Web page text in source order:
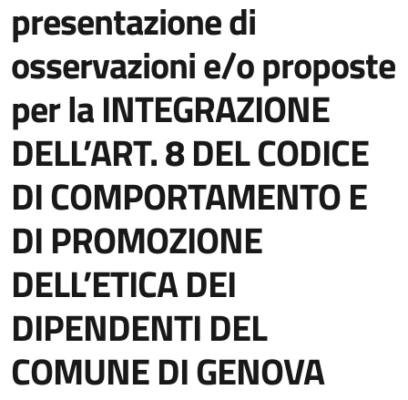
presentazione di
osservazioni e/o proposte
per la INTEGRAZIONE
DELL’ART. 8 DEL CODICE
DI COMPORTAMENTO E
DI PROMOZIONE
DELL’ETICA DEI
DIPENDENTI DEL
COMUNE DI GENOVA